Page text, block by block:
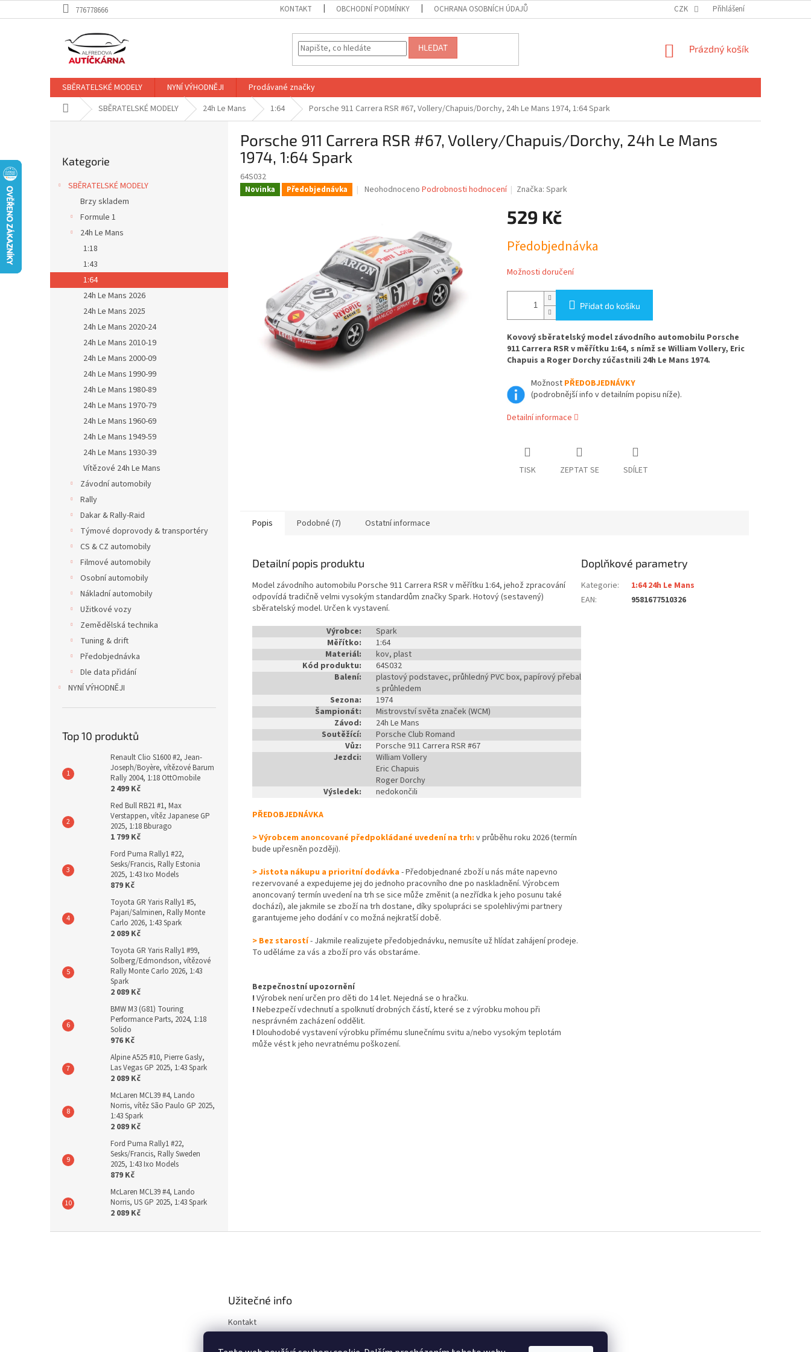
na
776778666 KONTAKT OBCHODNÍ PODMÍNKY OCHRANA OSOBNÍCH ÚDAJŮ CZK Přihlášení
HLEDAT
NÁKUPNÍ
Prázdný košík
SBĚRATELSKÉ MODELY NYNÍ VÝHODNĚJI
Prodávané značky
Domů SBĚRATELSKÉ MODELY 24h Le Mans 1:64 Porsche 911 Carrera RSR #67, Vollery/Chapuis/Dorchy, 24h Le Mans 1974, 1:64 Spark
n
e
kategorie
Kategorie
SBĚRATELSKÉ MODELY
Brzy skladem
Formule 1
24h Le Mans
1:18
1:43
1:64
24h Le Mans 2026
24h Le Mans 2025
24h Le Mans 2020-24
24h Le Mans 2010-19
24h Le Mans 2000-09
24h Le Mans 1990-99
24h Le Mans 1980-89
24h Le Mans 1970-79
24h Le Mans 1960-69
24h Le Mans 1949-59
24h Le Mans 1930-39
Vítězové 24h Le Mans
Závodní automobily
Rally
Dakar & Rally-Raid
Týmové doprovody & transportéry
CS & CZ automobily
Filmové automobily
Osobní automobily
Nákladní automobily
Užitkové vozy
Zemědělská technika
Tuning & drift
Předobjednávka
Dle data přidání
NYNÍ VÝHODNĚJI
Top 10 produktů
Renault Clio S1600 #2, Jean-
Joseph/Boyère, vítězové Barum
Rally 2004, 1:18 OttOmobile
2 499 Kč
Red Bull RB21 #1, Max
Verstappen, vítěz Japanese GP
2025, 1:18 Bburago
1 799 Kč
Ford Puma Rally1 #22,
Sesks/Francis, Rally Estonia
2025, 1:43 Ixo Models
879 Kč
Toyota GR Yaris Rally1 #5,
Pajari/Salminen, Rally Monte
Carlo 2026, 1:43 Spark
2 089 Kč
Toyota GR Yaris Rally1 #99,
Solberg/Edmondson, vítězové
Rally Monte Carlo 2026, 1:43
Spark
2 089 Kč
BMW M3 (G81) Touring
Performance Parts, 2024, 1:18
Solido
976 Kč
Alpine A525 #10, Pierre Gasly,
Las Vegas GP 2025, 1:43 Spark
2 089 Kč
McLaren MCL39 #4, Lando
Norris, vítěz São Paulo GP 2025,
1:43 Spark
2 089 Kč
Ford Puma Rally1 #22,
Sesks/Francis, Rally Sweden
2025, 1:43 Ixo Models
879 Kč
McLaren MCL39 #4, Lando
Norris, US GP 2025, 1:43 Spark
2 089 Kč
Porsche 911 Carrera RSR #67, Vollery/Chapuis/Dorchy, 24h Le Mans
1974, 1:64 Spark
64S032
Novinka Předobjednávka
Průměrné
0,0
z
5
hvězdiček.
Neohodnoceno Podrobnosti hodnocení Značka:Spark
529 Kč
cena:
Předobjednávka
Možnosti doručení
Přidat do košíku
Kovový sběratelský model závodního automobilu Porsche
911 Carrera RSR v měřítku 1:64, s nímž se William Vollery, Eric
Chapuis a Roger Dorchy zúčastnili 24h Le Mans 1974.
Možnost PŘEDOBJEDNÁVKY
(podrobnější info v detailním popisu níže).
Detailní informace
TISK ZEPTAT SE SDÍLET
Popis Podobné (7) Ostatní informace
Detailní popis produktu
Model závodního automobilu Porsche 911 Carrera RSR v měřítku 1:64, jehož zpracování
odpovídá tradičně velmi vysokým standardům značky Spark. Hotový (sestavený)
sběratelský model. Určen k vystavení.
Výrobce:
Spark
Měřítko:
1:64
Materiál:
kov, plast
Kód produktu:
64S032
Balení:
plastový podstavec, průhledný PVC box, papírový přebal
s průhledem
Sezona:
1974
Šampionát:
Mistrovství světa značek (WCM)
Závod:
24h Le Mans
Soutěžící:
Porsche Club Romand
Vůz:
Porsche 911 Carrera RSR #67
Jezdci:
William Vollery
Eric Chapuis
Roger Dorchy
Výsledek:
nedokončili
PŘEDOBJEDNÁVKA
> Výrobcem anoncované předpokládané uvedení na trh: v průběhu roku 2026 (termín
bude upřesněn později).
> Jistota nákupu a prioritní dodávka- Předobjednané zboží u nás máte napevno
rezervované a expedujeme jej do jednoho pracovního dne po naskladnění. Výrobcem
anoncovaný termín uvedení na trh se sice může změnit (a nezřídka k jeho posunu také
dochází), ale jakmile se zboží na trh dostane, díky spolupráci se spolehlivými partnery
garantujeme jeho dodání v co možná nejkratší době.
> Bez starostí- Jakmile realizujete předobjednávku, nemusíte už hlídat zahájení prodeje.
To uděláme za vás a zboží pro vás obstaráme.
Bezpečnostní upozornění
! Výrobek není určen pro děti do 14 let. Nejedná se o hračku.
! Nebezpečí vdechnutí a spolknutí drobných částí, které se z výrobku mohou při
nesprávném zacházení oddělit.
! Dlouhodobé vystavení výrobku přímému slunečnímu svitu a/nebo vysokým teplotám
může vést k jeho nevratnému poškození.
Doplňkové parametry
Kategorie:
1:64 24h Le Mans
EAN: 9581677510326
Užitečné info
Kontakt